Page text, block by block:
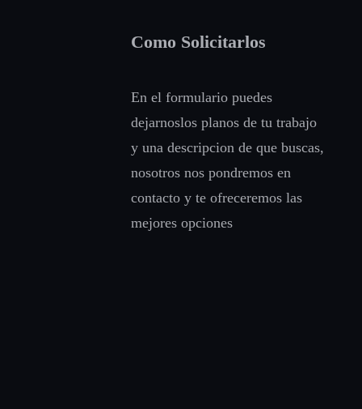
Como Solicitarlos
En el formulario puedes
dejarnoslos planos de tu trabajo
y una descripcion de que buscas,
nosotros nos pondremos en
contacto y te ofreceremos las
mejores opciones